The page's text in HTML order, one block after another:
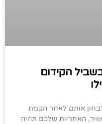
הקידום
אותם לאחר הקמת
האחריות שלכם תהיה